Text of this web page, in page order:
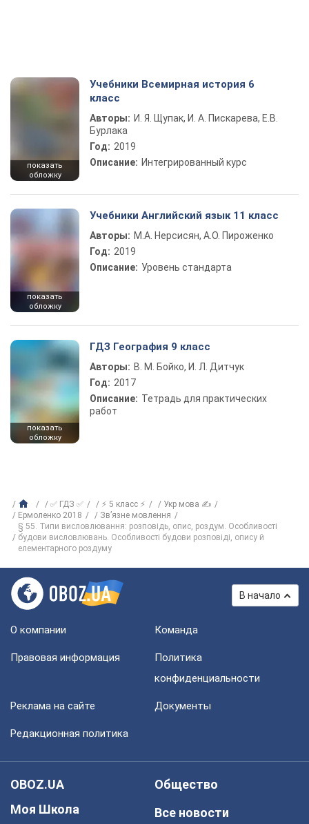
показать
обложку
Учебники Всемирная история 6
класс
Авторы: И. Я. Щупак, И. А. Пискарева, Е.В.
Бурлака
Год: 2019
Описание: Интегрированный курс
показать
обложку
Учебники Английский язык 11 класс
Авторы: М.А. Нерсисян, А.О. Пироженко
Год: 2019
Описание: Уровень стандарта
показать
обложку
ГДЗ География 9 класс
Авторы: В. М. Бойко, И. Л. Дитчук
Год: 2017
Описание: Тетрадь для практических
работ
✅ ГДЗ ✅ ⚡ 5 класс ⚡
Укр мова ✍
Ермоленко 2018
Зв’язне мовлення
§ 55. Типи висловлювання: розповідь, опис, роздум. Особливості
будови висловлювань. Особливості будови розповіді, опису й
елементарного роздуму
В начало
О компании Команда
Правовая информация
Политика
конфиденциальности
Реклама на сайте Документы
Редакционная политика
OBOZ.UA
Моя Школа
Общество
Все новости